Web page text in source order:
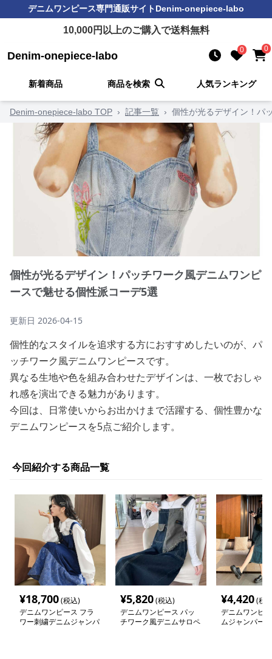
デニムワンピース専門通販サイトDenim-onepiece-labo
10,000円以上のご購入で送料無料
Denim-onepiece-labo 0 0
新着商品 商品を検索 人気ランキング
Denim-onepiece-labo TOP › 記事一覧 › 個性が光るデザイン！パ
個性が光るデザイン！パッチワーク風デニムワンピ
ースで魅せる個性派コーデ5選
更新日 2026-04-15
個性的なスタイルを追求する方におすすめしたいのが、パ
ッチワーク風デニムワンピースです。
異なる生地や色を組み合わせたデザインは、一枚でおしゃ
れ感を演出できる魅力があります。
今回は、日常使いからお出かけまで活躍する、個性豊かな
デニムワンピースを5点ご紹介します。
今回紹介する商品一覧
¥18,700(税込)
デニムワンピース フラ
ワー刺繍デニムジャンパ
¥5,820(税込)
デニムワンピース パッ
チワーク風デニムサロペ
¥4,420(税
デニムワンピ
ムジャンパー